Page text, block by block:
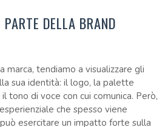
DELLA BRAND
marca, tendiamo a visualizzare gli
sua identità: il logo, la palette
tono di voce con cui comunica. Però,
che spesso viene
esercitare un impatto forte sulla